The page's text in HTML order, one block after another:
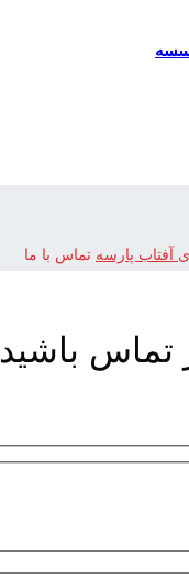
آفتاب پارسه تماس با ما
تماس باشید